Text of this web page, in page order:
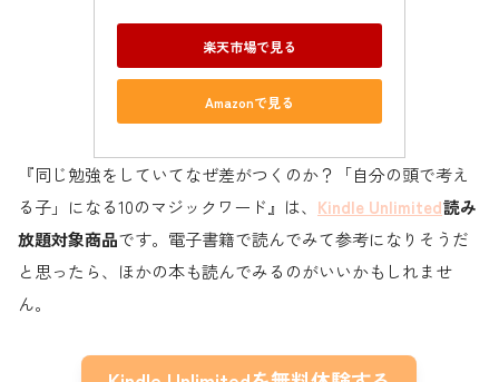
楽天市場で見る
Amazonで見る
『同じ勉強をしていてなぜ差がつくのか？「自分の頭で考え
る子」になる10のマジックワード』は、 Kindle Unlimited読み
放題対象商品です。電子書籍で読んでみて参考になりそうだ
と思ったら、ほかの本も読んでみるのがいいかもしれませ
ん。